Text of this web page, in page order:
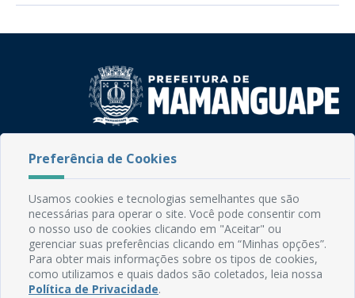
CEP: 58.280-000 - Mamanguape/PB
Email: comunicacao@mamanguape.pb.gov.br
Expediente: Segunda à Sexta, das 08h às 13h
Mapa do Site
Perguntas frequentes
Preferência de Cookies
Usamos cookies e tecnologias semelhantes que são
necessárias para operar o site. Você pode consentir com
o nosso uso de cookies clicando em "Aceitar" ou
gerenciar suas preferências clicando em “Minhas opções”.
Para obter mais informações sobre os tipos de cookies,
como utilizamos e quais dados são coletados, leia nossa
Política de Privacidade.